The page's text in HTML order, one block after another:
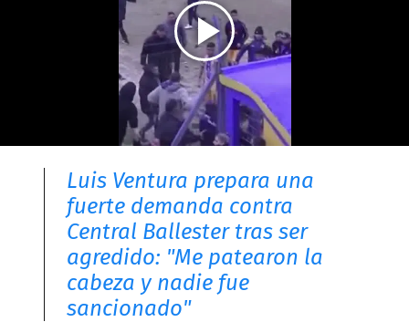
Luis Ventura prepara una
fuerte demanda contra
Central Ballester tras ser
agredido: "Me patearon la
cabeza y nadie fue
sancionado"